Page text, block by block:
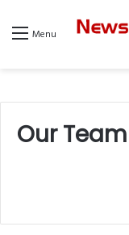
Menu
Our Team